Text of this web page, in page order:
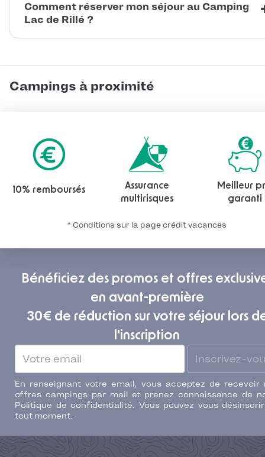
Comment réserver mon séjour au Camping
Lac de Rillé ?
Campings à proximité
10% remboursés
Assurance
multirisques
Meilleur
garanti
* Conditions sur la page crédit vacances
Bénéficiez des promos et offres
en avant-première
30€ de réduction sur votre séjour lors
l'inscription
Inscrivez-
En renseignant votre email, vous acceptez de recevoir
offres campings par mail et prenez connaissance de
Politique de confidentialité. Vous pouvez vous
tout moment.